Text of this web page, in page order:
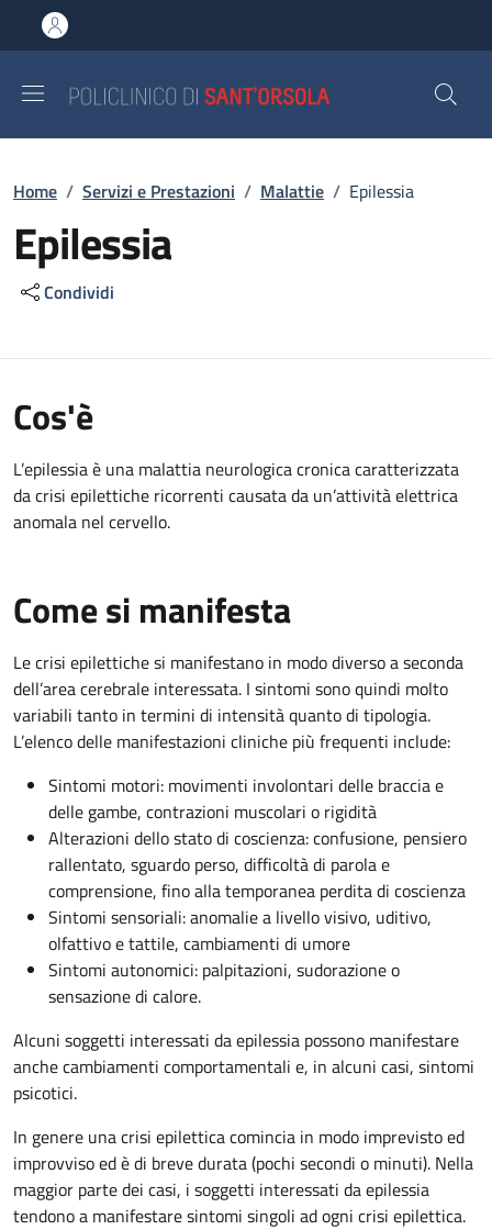
al contenuto principale
to footer content
Briciole di pane
Home / Servizi e Prestazioni / Malattie / Epilessia
Epilessia
Condividi
Cos'è
L’epilessia è una malattia neurologica cronica caratterizzata
da crisi epilettiche ricorrenti causata da un’attività elettrica
anomala nel cervello.
Come si manifesta
Le crisi epilettiche si manifestano in modo diverso a seconda
dell’area cerebrale interessata. I sintomi sono quindi molto
variabili tanto in termini di intensità quanto di tipologia.
L’elenco delle manifestazioni cliniche più frequenti include:
Sintomi motori: movimenti involontari delle braccia e
delle gambe, contrazioni muscolari o rigidità
Alterazioni dello stato di coscienza: confusione, pensiero
rallentato, sguardo perso, difficoltà di parola e
comprensione, fino alla temporanea perdita di coscienza
Sintomi sensoriali: anomalie a livello visivo, uditivo,
olfattivo e tattile, cambiamenti di umore
Sintomi autonomici: palpitazioni, sudorazione o
sensazione di calore.
Alcuni soggetti interessati da epilessia possono manifestare
anche cambiamenti comportamentali e, in alcuni casi, sintomi
psicotici.
In genere una crisi epilettica comincia in modo imprevisto ed
improvviso ed è di breve durata (pochi secondi o minuti). Nella
maggior parte dei casi, i soggetti interessati da epilessia
tendono a manifestare sintomi singoli ad ogni crisi epilettica.